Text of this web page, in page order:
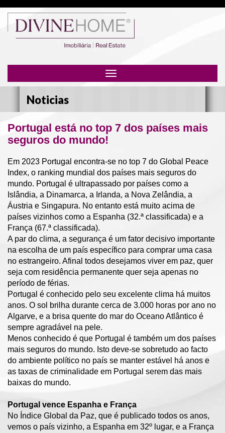
navigation
Noticias
Portugal está no top 7 dos países mais
seguros do mundo!
Em 2023 Portugal encontra-se no top 7 do Global Peace
Index, o ranking mundial dos países mais seguros do
mundo. Portugal é ultrapassado por países como a
Islândia, a Dinamarca, a Irlanda, a Nova Zelândia, a
Áustria e Singapura. No entanto está muito acima de
países vizinhos como a Espanha (32.ª classificada) e a
França (67.ª classificada).
A par do clima, a segurança é um fator decisivo importante
na escolha de um país específico para comprar uma casa
no estrangeiro. Afinal todos desejamos viver em paz, quer
seja com residência permanente quer seja apenas no
período de férias.
Portugal é conhecido pelo seu excelente clima há muitos
anos. O sol brilha durante cerca de 3.000 horas por ano no
Algarve, e a brisa quente do mar do Oceano Atlântico é
sempre agradável na pele.
Menos conhecido é que Portugal é também um dos países
mais seguros do mundo. Isto deve-se sobretudo ao facto
do ambiente político no país se manter estável há anos e
as taxas de criminalidade em Portugal serem das mais
baixas do mundo.
Portugal vence Espanha e França
No Índice Global da Paz, que é publicado todos os anos,
vemos o país vizinho, a Espanha em 32º lugar, e a França